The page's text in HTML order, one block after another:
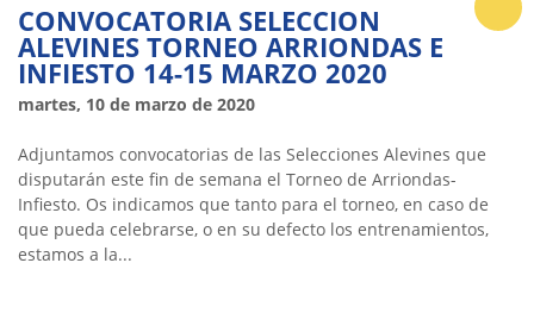
CONVOCATORIA SELECCION
ALEVINES TORNEO ARRIONDAS E
INFIESTO 14-15 MARZO 2020
martes, 10 de marzo de 2020
Adjuntamos convocatorias de las Selecciones Alevines que
disputarán este fin de semana el Torneo de Arriondas-
Infiesto. Os indicamos que tanto para el torneo, en caso de
que pueda celebrarse, o en su defecto los entrenamientos,
estamos a la...